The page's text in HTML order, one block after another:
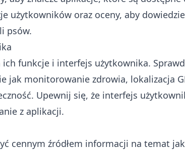
użytkowników oraz oceny, aby
psów.
funkcje i interfejs użytkownika.
monitorowanie zdrowia, lokalizacja
Upewnij się, że interfejs
z aplikacji.
cennym źródłem informacji na temat